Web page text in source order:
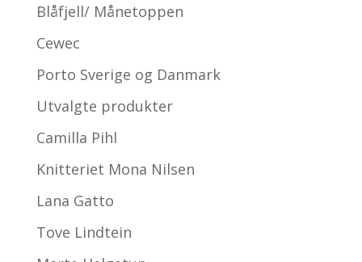
Blåfjell/ Månetoppen
Cewec
Porto Sverige og Danmark
Utvalgte produkter
Camilla Pihl
Knitteriet Mona Nilsen
Lana Gatto
Tove Lindtein